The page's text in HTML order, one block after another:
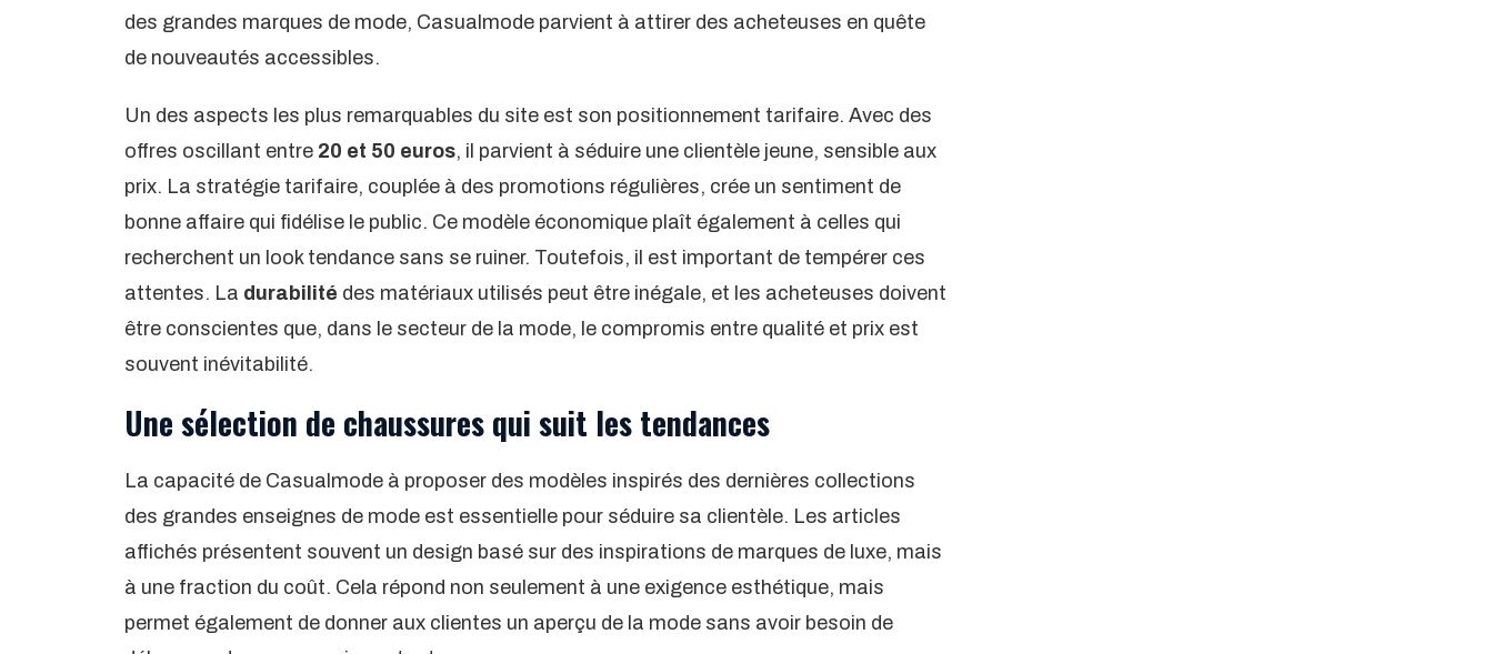
des grandes marques de mode, Casualmode parvient à attirer des acheteuses en quête
de nouveautés accessibles.
Un des aspects les plus remarquables du site est son positionnement tarifaire. Avec des
offres oscillant entre 20 et 50 euros, il parvient à séduire une clientèle jeune, sensible aux
prix. La stratégie tarifaire, couplée à des promotions régulières, crée un sentiment de
bonne affaire qui fidélise le public. Ce modèle économique plaît également à celles qui
recherchent un look tendance sans se ruiner. Toutefois, il est important de tempérer ces
attentes. La durabilité des matériaux utilisés peut être inégale, et les acheteuses doivent
être conscientes que, dans le secteur de la mode, le compromis entre qualité et prix est
souvent inévitabilité.
Une sélection de chaussures qui suit les tendances
La capacité de Casualmode à proposer des modèles inspirés des dernières collections
des grandes enseignes de mode est essentielle pour séduire sa clientèle. Les articles
affichés présentent souvent un design basé sur des inspirations de marques de luxe, mais
à une fraction du coût. Cela répond non seulement à une exigence esthétique, mais
permet également de donner aux clientes un aperçu de la mode sans avoir besoin de